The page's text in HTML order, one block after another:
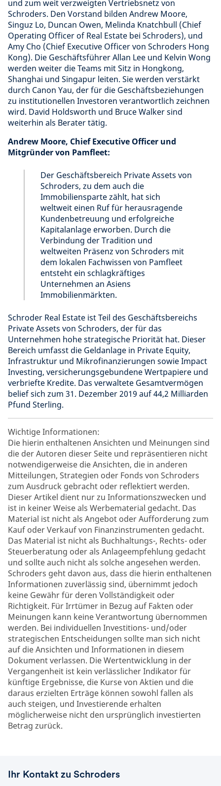
und zum weit verzweigten Vertriebsnetz von
Schroders. Den Vorstand bilden Andrew Moore,
Singuz Lo, Duncan Owen, Melinda Knatchbull (Chief
Operating Officer of Real Estate bei Schroders), und
Amy Cho (Chief Executive Officer von Schroders Hong
Kong). Die Geschäftsführer Allan Lee und Kelvin Wong
werden weiter die Teams mit Sitz in Hongkong,
Shanghai und Singapur leiten. Sie werden verstärkt
durch Canon Yau, der für die Geschäftsbeziehungen
zu institutionellen Investoren verantwortlich zeichnen
wird. David Holdsworth und Bruce Walker sind
weiterhin als Berater tätig.
Andrew Moore, Chief Executive Officer und
Mitgründer von Pamfleet:
Der Geschäftsbereich Private Assets von
Schroders, zu dem auch die
Immobiliensparte zählt, hat sich
weltweit einen Ruf für herausragende
Kundenbetreuung und erfolgreiche
Kapitalanlage erworben. Durch die
Verbindung der Tradition und
weltweiten Präsenz von Schroders mit
dem lokalen Fachwissen von Pamfleet
entsteht ein schlagkräftiges
Unternehmen an Asiens
Immobilienmärkten.
Schroder Real Estate ist Teil des Geschäftsbereichs
Private Assets von Schroders, der für das
Unternehmen hohe strategische Priorität hat. Dieser
Bereich umfasst die Geldanlage in Private Equity,
Infrastruktur und Mikrofinanzierungen sowie Impact
Investing, versicherungsgebundene Wertpapiere und
verbriefte Kredite. Das verwaltete Gesamtvermögen
belief sich zum 31. Dezember 2019 auf 44,2 Milliarden
Pfund Sterling.
Wichtige Informationen:
Die hierin enthaltenen Ansichten und Meinungen sind
die der Autoren dieser Seite und repräsentieren nicht
notwendigerweise die Ansichten, die in anderen
Mitteilungen, Strategien oder Fonds von Schroders
zum Ausdruck gebracht oder reflektiert werden.
Dieser Artikel dient nur zu Informationszwecken und
ist in keiner Weise als Werbematerial gedacht. Das
Material ist nicht als Angebot oder Aufforderung zum
Kauf oder Verkauf von Finanzinstrumenten gedacht.
Das Material ist nicht als Buchhaltungs-, Rechts- oder
Steuerberatung oder als Anlageempfehlung gedacht
und sollte auch nicht als solche angesehen werden.
Schroders geht davon aus, dass die hierin enthaltenen
Informationen zuverlässig sind, übernimmt jedoch
keine Gewähr für deren Vollständigkeit oder
Richtigkeit. Für Irrtümer in Bezug auf Fakten oder
Meinungen kann keine Verantwortung übernommen
werden. Bei individuellen Investitions- und/oder
strategischen Entscheidungen sollte man sich nicht
auf die Ansichten und Informationen in diesem
Dokument verlassen. Die Wertentwicklung in der
Vergangenheit ist kein verlässlicher Indikator für
künftige Ergebnisse, die Kurse von Aktien und die
daraus erzielten Erträge können sowohl fallen als
auch steigen, und Investierende erhalten
möglicherweise nicht den ursprünglich investierten
Betrag zurück.
Ihr Kontakt zu Schroders